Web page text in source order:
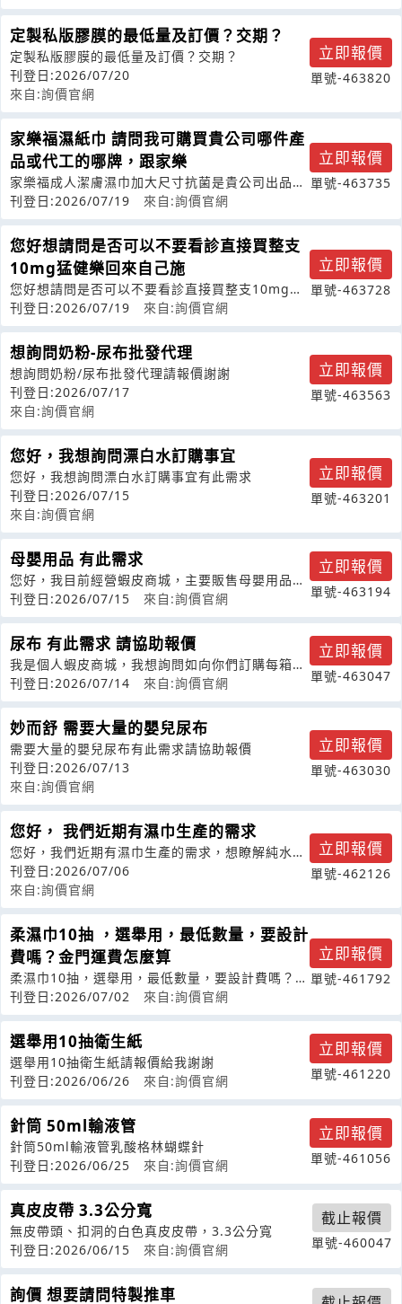
定製私版膠膜的最低量及訂價？交期？
定製私版膠膜的最低量及訂價？交期？
刊登日:2026/07/20
來自:詢價官網
立即報價
單號-463820
家樂福濕紙巾 請問我可購買貴公司哪件產
品或代工的哪牌，跟家樂
家樂福成人潔膚濕巾加大尺寸抗菌是貴公司出品，
因家樂福已改制，買不到，請問我可購買
刊登日:2026/07/19 來自:詢價官網
立即報價
單號-463735
您好想請問是否可以不要看診直接買整支
10mg猛健樂回來自己施
您好想請問是否可以不要看診直接買整支10mg猛
健樂回來自己施打呢？健保卡可以不要
刊登日:2026/07/19 來自:詢價官網
立即報價
單號-463728
想詢問奶粉-尿布批發代理
想詢問奶粉/尿布批發代理請報價謝謝
刊登日:2026/07/17
來自:詢價官網
立即報價
單號-463563
您好，我想詢問漂白水訂購事宜
您好，我想詢問漂白水訂購事宜有此需求
刊登日:2026/07/15
來自:詢價官網
立即報價
單號-463201
母嬰用品 有此需求
您好，我目前經營蝦皮商城，主要販售母嬰用品。
想詢問是否有：一件代發或單件出貨合作
刊登日:2026/07/15 來自:詢價官網
立即報價
單號-463194
尿布 有此需求 請協助報價
我是個人蝦皮商城，我想詢問如向你們訂購每箱進
貨多少一次訂購要幾箱或者要多少錢你們
刊登日:2026/07/14 來自:詢價官網
立即報價
單號-463047
妙而舒 需要大量的嬰兒尿布
需要大量的嬰兒尿布有此需求請協助報價
刊登日:2026/07/13
來自:詢價官網
立即報價
單號-463030
您好， 我們近期有濕巾生產的需求
您好，我們近期有濕巾生產的需求，想瞭解純水濕
巾和抗菌濕巾的生產MOQ和報價可否提
刊登日:2026/07/06
來自:詢價官網
立即報價
單號-462126
柔濕巾10抽 ，選舉用，最低數量，要設計
費嗎？金門運費怎麼算
柔濕巾10抽，選舉用，最低數量，要設計費嗎？金
門運費怎麼算?
刊登日:2026/07/02 來自:詢價官網
立即報價
單號-461792
選舉用10抽衛生紙
選舉用10抽衛生紙請報價給我謝謝
刊登日:2026/06/26
來自:詢價官網
立即報價
單號-461220
針筒 50ml輸液管
針筒50ml輸液管乳酸格林蝴蝶針
刊登日:2026/06/25
來自:詢價官網
立即報價
單號-461056
真皮皮帶 3.3公分寬
無皮帶頭、扣洞的白色真皮皮帶，3.3公分寬
刊登日:2026/06/15
來自:詢價官網
截止報價
單號-460047
詢價 想要請問特製推車